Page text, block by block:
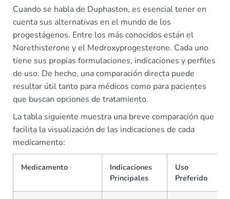
Cuando se habla de Duphaston, es esencial tener en
cuenta sus alternativas en el mundo de los
progestágenos. Entre los más conocidos están el
Norethisterone y el Medroxyprogesterone. Cada uno
tiene sus propias formulaciones, indicaciones y perfiles
de uso. De hecho, una comparación directa puede
resultar útil tanto para médicos como para pacientes
que buscan opciones de tratamiento.
La tabla siguiente muestra una breve comparación que
facilita la visualización de las indicaciones de cada
medicamento:
Medicamento
Indicaciones
Principales
Uso
Preferido